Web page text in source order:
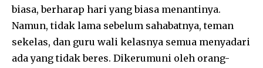
biasa, berharap hari yang biasa menantinya.
Namun, tidak lama sebelum sahabatnya, teman
sekelas, dan guru wali kelasnya semua menyadari
ada yang tidak beres. Dikerumuni oleh orang-